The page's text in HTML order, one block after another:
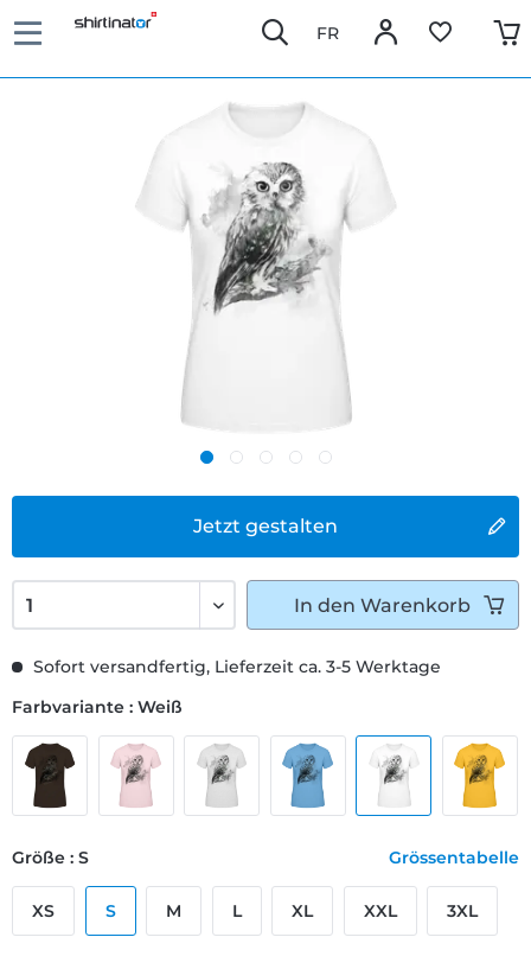
FR
Jetzt gestalten
Sofort versandfertig, Lieferzeit ca. 3-5 Werktage
Farbvariante : Weiß
Größe : S Grössentabelle
XS S M L XL XXL 3XL
In den Warenkorb